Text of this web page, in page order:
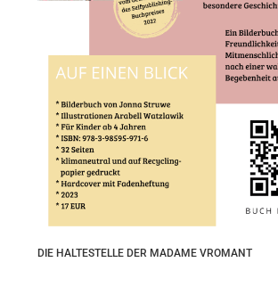
DIE HALTESTELLE DER MADAME VROMANT